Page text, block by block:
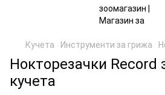
Кучета Инструменти за грижа
Нокторезачки Record
кучета